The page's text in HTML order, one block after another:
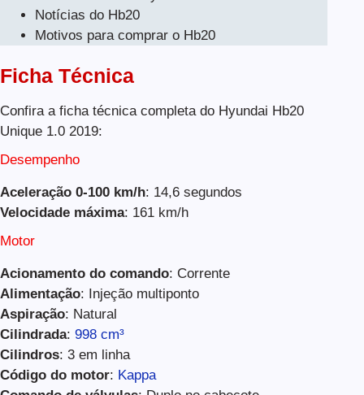
Notícias do Hb20
Motivos para comprar o Hb20
Ficha Técnica
Confira a ficha técnica completa do Hyundai Hb20
Unique 1.0 2019:
Desempenho
Aceleração 0-100 km/h: 14,6 segundos
Velocidade máxima: 161 km/h
Motor
Acionamento do comando: Corrente
Alimentação: Injeção multiponto
Aspiração: Natural
Cilindrada: 998 cm³
Cilindros: 3 em linha
Código do motor: Kappa